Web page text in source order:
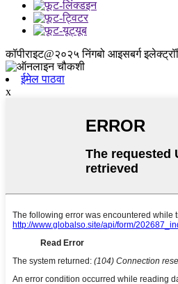
कॉपीराइट@२०२५ निंगबो आइसबर्ग
ईमेल पाठवा
x